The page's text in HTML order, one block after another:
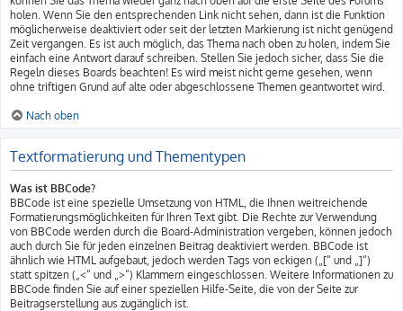
holen. Wenn Sie den entsprechenden Link nicht sehen, dann ist die Funktion
möglicherweise deaktiviert oder seit der letzten Markierung ist nicht genügend
Zeit vergangen. Es ist auch möglich, das Thema nach oben zu holen, indem Sie
einfach eine Antwort darauf schreiben. Stellen Sie jedoch sicher, dass Sie die
Regeln dieses Boards beachten! Es wird meist nicht gerne gesehen, wenn
ohne triftigen Grund auf alte oder abgeschlossene Themen geantwortet wird.
Nach oben
Textformatierung und Thementypen
Was ist BBCode?
BBCode ist eine spezielle Umsetzung von HTML, die Ihnen weitreichende
Formatierungsmöglichkeiten für Ihren Text gibt. Die Rechte zur Verwendung
von BBCode werden durch die Board-Administration vergeben, können jedoch
auch durch Sie für jeden einzelnen Beitrag deaktiviert werden. BBCode ist
ähnlich wie HTML aufgebaut, jedoch werden Tags von eckigen („[“ und „]“)
statt spitzen („<“ und „>“) Klammern eingeschlossen. Weitere Informationen zu
BBCode finden Sie auf einer speziellen Hilfe-Seite, die von der Seite zur
Beitragserstellung aus zugänglich ist.